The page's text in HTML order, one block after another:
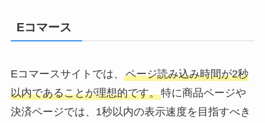
Eコマース
Eコマースサイトでは、 ページ読み込み時間が2秒
以内であることが理想的です。特に商品ページや
決済ページでは、1秒以内の表示速度を目指すべき